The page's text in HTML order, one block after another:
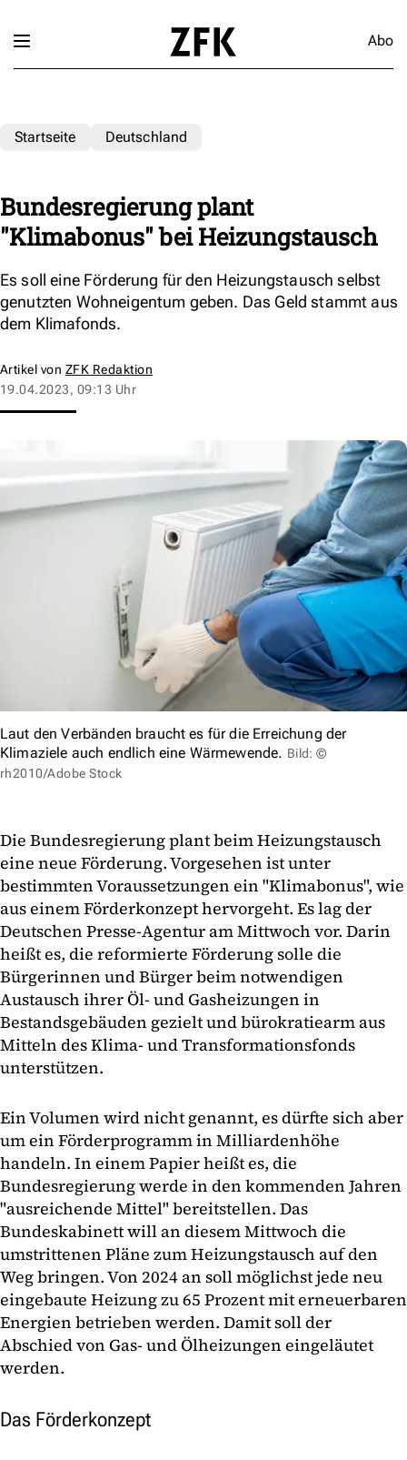
Abo
Startseite Deutschland
Bundesregierung plant
"Klimabonus" bei Heizungstausch
Es soll eine Förderung für den Heizungstausch selbst
genutzten Wohneigentum geben. Das Geld stammt aus
dem Klimafonds.
Artikel von ZFK Redaktion
19.04.2023, 09:13 Uhr
Laut den Verbänden braucht es für die Erreichung der
Klimaziele auch endlich eine Wärmewende. Bild: ©
rh2010/Adobe Stock
Die Bundesregierung plant beim Heizungstausch
eine neue Förderung. Vorgesehen ist unter
bestimmten Voraussetzungen ein "Klimabonus", wie
aus einem Förderkonzept hervorgeht. Es lag der
Deutschen Presse-Agentur am Mittwoch vor. Darin
heißt es, die reformierte Förderung solle die
Bürgerinnen und Bürger beim notwendigen
Austausch ihrer Öl- und Gasheizungen in
Bestandsgebäuden gezielt und bürokratiearm aus
Mitteln des Klima- und Transformationsfonds
unterstützen.
Ein Volumen wird nicht genannt, es dürfte sich aber
um ein Förderprogramm in Milliardenhöhe
handeln. In einem Papier heißt es, die
Bundesregierung werde in den kommenden Jahren
"ausreichende Mittel" bereitstellen. Das
Bundeskabinett will an diesem Mittwoch die
umstrittenen Pläne zum Heizungstausch auf den
Weg bringen. Von 2024 an soll möglichst jede neu
eingebaute Heizung zu 65 Prozent mit erneuerbaren
Energien betrieben werden. Damit soll der
Abschied von Gas- und Ölheizungen eingeläutet
werden.
Das Förderkonzept